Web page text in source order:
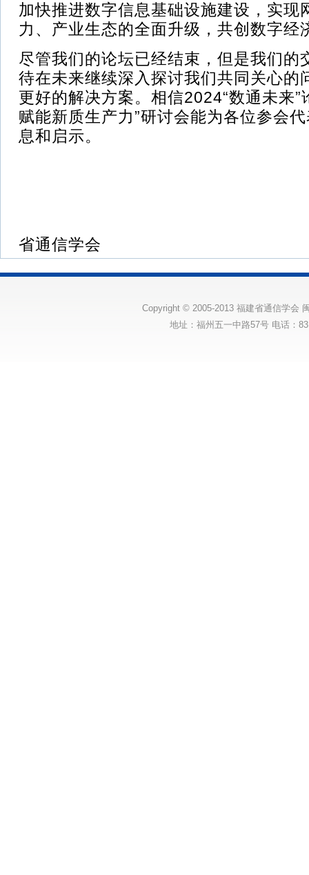
加快推进数字信息基础设施建设，实现
力、产业生态的全面升级，共创数字经
尽管我们的论坛已经结束，但是我们的
待在未来继续深入探讨我们共同关心的
更好的解决方案。相信2024“数通未来
赋能新质生产力”研讨会能为各位参会
息和启示。
省通信学会
Copyright © 2005-2013 福建省通信学会
地址：福州五一中路57号 电话：